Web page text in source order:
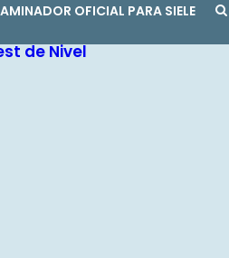
OFICIAL PARA SIELE
de Nivel